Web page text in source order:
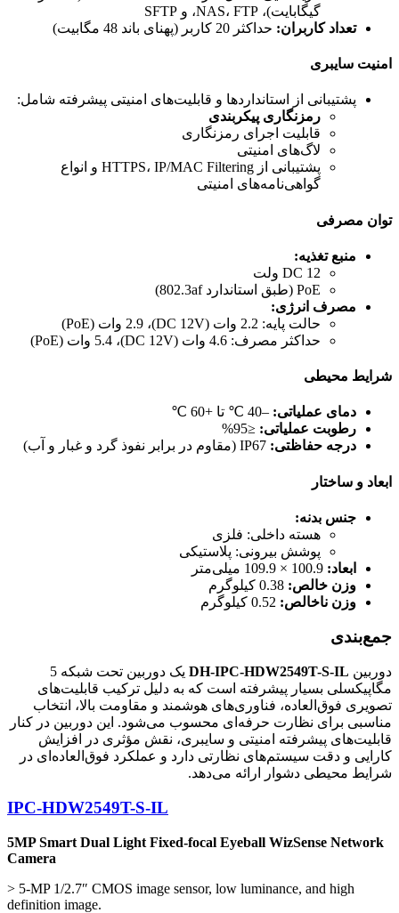
گیگابایت)، NAS، FTP، و SFTP
تعداد کاربران: حداکثر 20 کاربر (پهنای باند 48 مگابیت)
امنیت سایبری
پشتیبانی از استانداردها و قابلیت‌های امنیتی پیشرفته شامل:
رمزنگاری پیکربندی
قابلیت اجرای رمزنگاری
لاگ‌های امنیتی
پشتیبانی از HTTPS، IP/MAC Filtering و انواع
گواهی‌نامه‌های امنیتی
توان مصرفی
منبع تغذیه:
DC 12 ولت
PoE (طبق استاندارد 802.3af)
مصرف انرژی:
حالت پایه: 2.2 وات (DC 12V)، 2.9 وات (PoE)
حداکثر مصرف: 4.6 وات (DC 12V)، 5.4 وات (PoE)
شرایط محیطی
دمای عملیاتی: –40 ℃ تا +60 ℃
رطوبت عملیاتی: ≤95%
درجه حفاظتی:
ابعاد و ساختار
جنس بدنه:
هسته داخلی: فلزی
پوشش بیرونی: پلاستیکی
ابعاد:
وزن خالص:
وزن ناخالص:
جمع‌بندی
دوربین DH-IPC-HDW2549T-S-IL
یک دوربین تحت شبکه 5
مگاپیکسلی بسیار پیشرفته است که به دلیل ترکیب قابلیت‌های
تصویری فوق‌العاده، فناوری‌های هوشمند و مقاومت بالا، انتخاب
مناسبی برای نظارت حرفه‌ای محسوب می‌شود. این دوربین در کنار
قابلیت‌های پیشرفته امنیتی و سایبری، نقش مؤثری در افزایش
کارایی و دقت سیستم‌های نظارتی دارد و عملکرد فوق‌العاده‌ای در
شرایط محیطی دشوار ارائه می‌دهد.
IPC-HDW2549T-S-IL
5MP Smart Dual Light Fixed-focal Eyeball WizSense Network
Camera
> 5-MP 1/2.7″ CMOS image sensor, low luminance, and high
definition image.